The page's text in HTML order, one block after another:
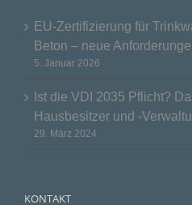
EU-Zertifizierung für
Beton – neue
5. Januar 2026
Ist die VDI 2035 Pflicht?
Hausbesitzer und -
29. März 2024
KONTAKT